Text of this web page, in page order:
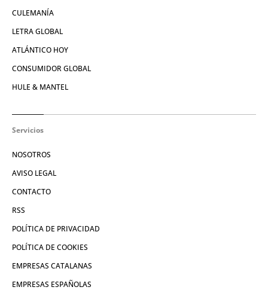
CULEMANÍA
LETRA GLOBAL
ATLÁNTICO HOY
CONSUMIDOR GLOBAL
HULE & MANTEL
Servicios
NOSOTROS
AVISO LEGAL
CONTACTO
RSS
POLÍTICA DE PRIVACIDAD
POLÍTICA DE COOKIES
EMPRESAS CATALANAS
EMPRESAS ESPAÑOLAS